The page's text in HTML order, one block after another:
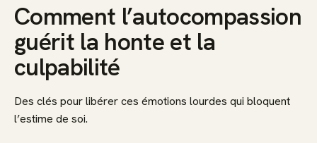
Comment l’autocompassion
guérit la honte et la
culpabilité
Des clés pour libérer ces émotions lourdes qui bloquent
l’estime de soi.